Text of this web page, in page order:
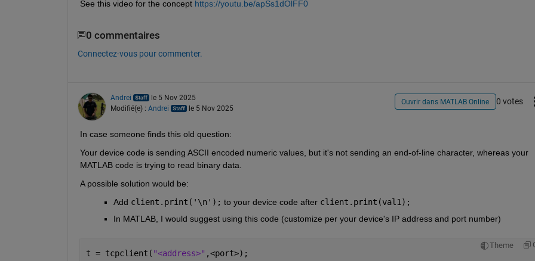
See this video for the concept https://youtu.be/apSs1dOlFF0
0 commentaires
Connectez-vous pour commenter.
Andrei
le 5 Nov 2025
Modifié(e) : Andrei le 5 Nov 2025
Ouvrir dans MATLAB Online 0 votes
In case someone finds this old question:
Your device code is sending ASCII encoded numeric values, but it's not sending an end-of-line character, whereas your
MATLAB code is trying to read binary data.
A possible solution would be:
Add client.print('\n'); to your device code after client.print(val1);
In MATLAB, I would suggest using this code (customize per your device's IP address and port number)
Theme
t = tcpclient( "<address>" ,<port>);